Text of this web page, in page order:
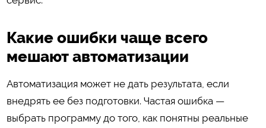
Какие ошибки чаще всего
мешают автоматизации
Автоматизация может не дать результата, если
внедрять ее без подготовки. Частая ошибка —
выбрать программу до того, как понятны реальные